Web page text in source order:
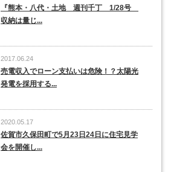
『熊本・八代・土地 週刊千丁 1/28号
収納は量じ...
2017.06.24
売電収入でローン支払いは危険！？太陽光
発電を採用する...
2020.05.17
佐賀市久保田町で5月23日24日に住宅見学
会を開催し...